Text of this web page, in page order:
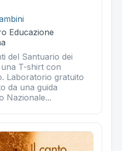
Educazione
del Santuario dei
T-shirt con
Laboratorio gratuito
da una guida
Nazionale...